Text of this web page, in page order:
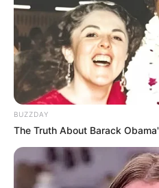
BUZZDAY
The Truth About Barack